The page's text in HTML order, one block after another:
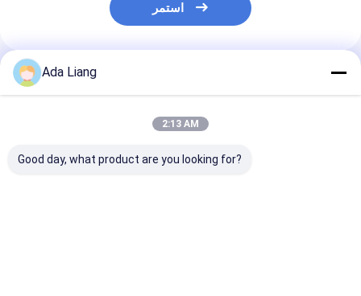
استمر
المنتجات الموصى بها
Ada Liang
2:13 AM
Good day, what product are you looking for?